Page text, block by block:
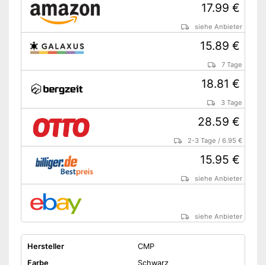
17.99 €
siehe Anbieter
15.89 €
7 Tage
18.81 €
3 Tage
28.59 €
2-3 Tage /6.95 €
15.95 €
siehe Anbieter
siehe Anbieter
Hersteller
CMP
Farbe
Schwarz